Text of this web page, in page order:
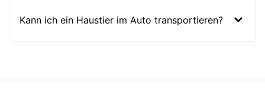
Kann ich ein Haustier im Auto transportieren?